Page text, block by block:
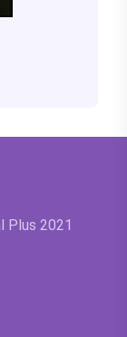
Plus 2021